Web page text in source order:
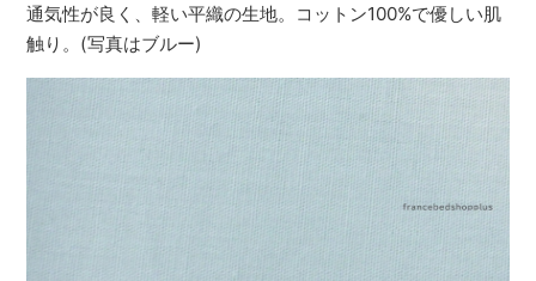
通気性が良く、軽い平織の生地。コットン100%で優しい肌
触り。(写真はブルー)